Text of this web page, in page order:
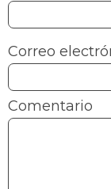
Correo
Comentario